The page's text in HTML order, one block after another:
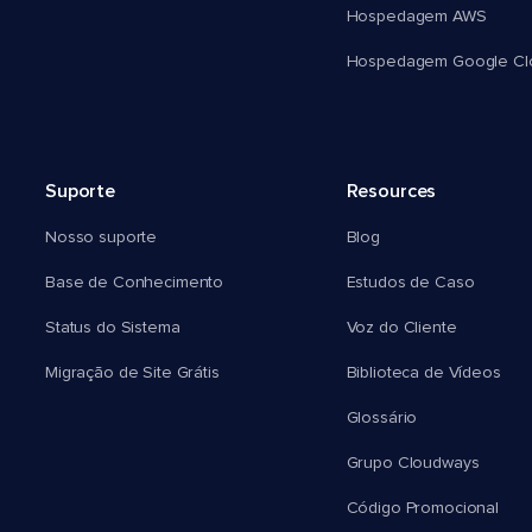
Hospedagem AWS
Hospedagem Google
Suporte
Nosso suporte
Base de Conhecimento
Status do Sistema
Migração de Site Grátis
Resources
Blog
Estudos de Caso
Voz do Cliente
Biblioteca de Vídeos
Glossário
Grupo Cloudways
Código Promocional